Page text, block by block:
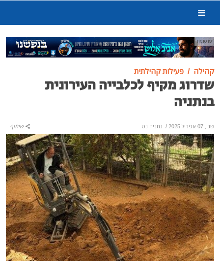
פרסומת
קהילה פעילות קהילתית
שדרוג מקיף לכלבייה העירונית
בנתניה
שני, 07 אפריל 2025 / נתניה נט שיתוף